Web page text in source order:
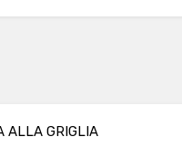
ALLA GRIGLIA